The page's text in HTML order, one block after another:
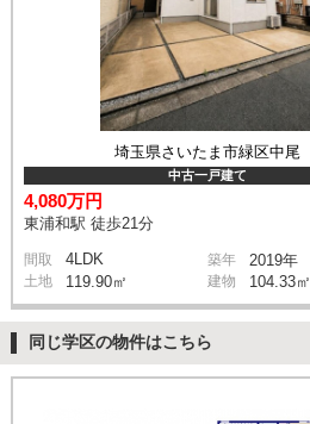
埼玉県さいたま市緑区中尾
中古一戸建て
4,080万円
東浦和駅 徒歩21分
間取 4LDK 築年 2019年
土地 119.90㎡ 建物 104.33㎡
同じ学区の物件はこちら